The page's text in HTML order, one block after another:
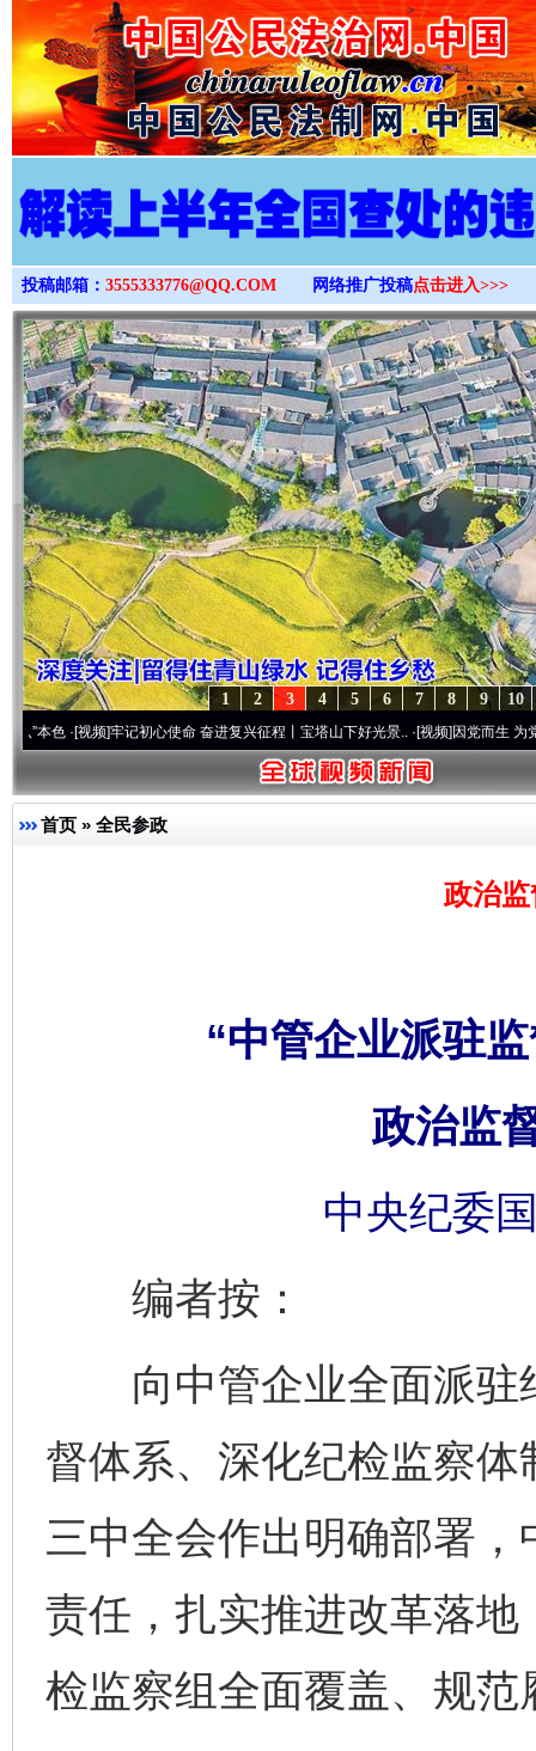
>
投稿邮箱： 3555333776@QQ.COM 网络推广投稿点击进入>>>
10
9
8
7
6
5
4
3
2
1
频]牢记初心使命 奋进复兴征程丨宝塔山下好光景..·[视频]因党而生 为党而战——百
首页 » 全民参政
政治
“中管企业派驻
政治监
中央纪委
编者按：
向中管企业全面派驻
督体系、深化纪检监察
三中全会作出明确部署
责任，扎实推进改革落
检监察组全面覆盖、规范